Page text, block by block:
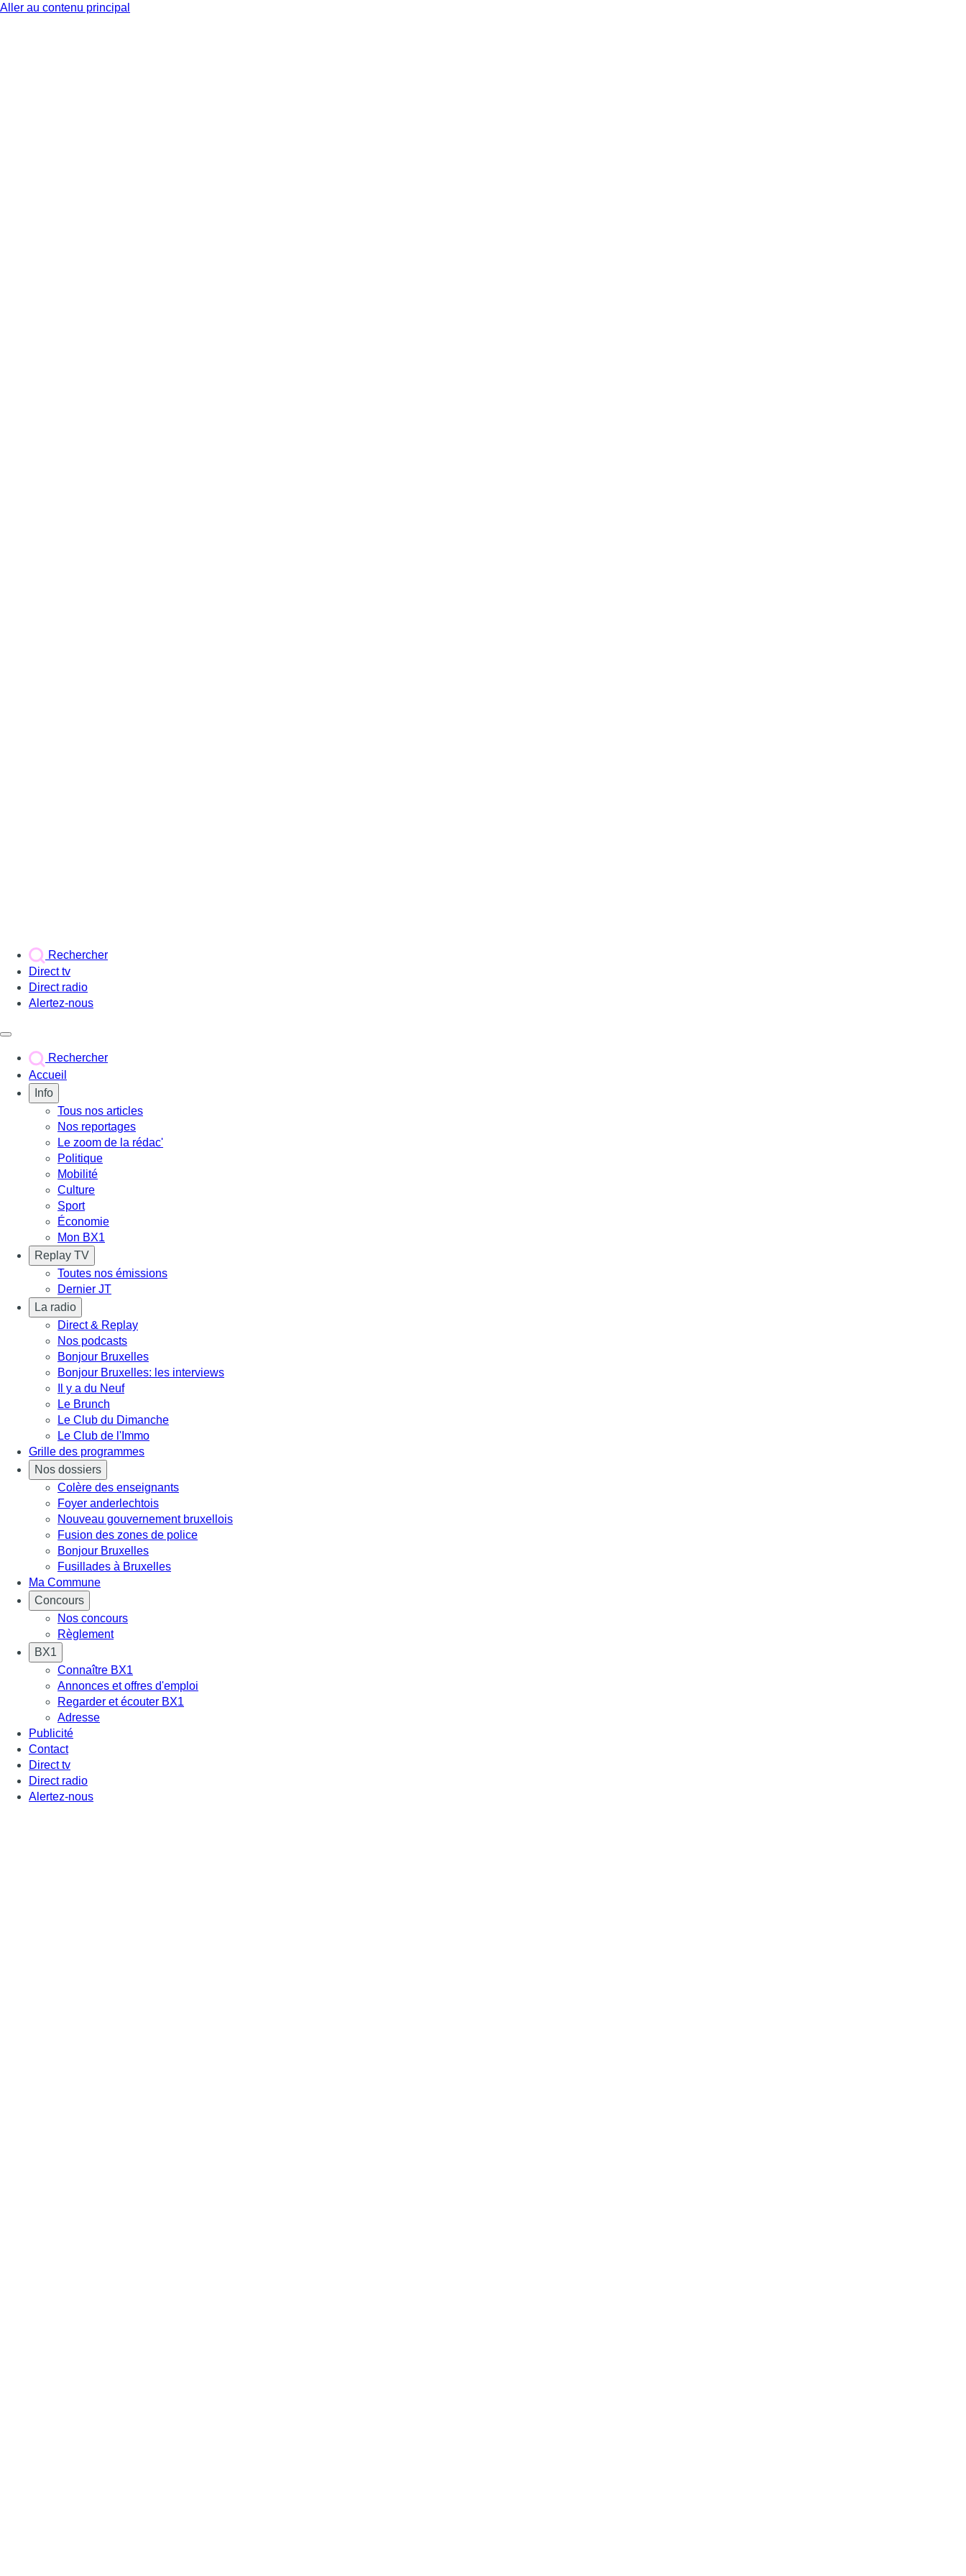
Aller au contenu principal
Rechercher
Direct tv
Direct radio
Alertez-nous
Rechercher
Accueil
Info
Tous nos articles
Nos reportages
Le zoom de la rédac'
Politique
Mobilité
Culture
Sport
Économie
Mon BX1
Replay TV
Toutes nos émissions
Dernier JT
La radio
Direct & Replay
Nos podcasts
Bonjour Bruxelles
Bonjour Bruxelles: les interviews
Il y a du Neuf
Le Brunch
Le Club du Dimanche
Le Club de l'Immo
Grille des programmes
Nos dossiers
Colère des enseignants
Foyer anderlechtois
Nouveau gouvernement bruxellois
Fusion des zones de police
Bonjour Bruxelles
Fusillades à Bruxelles
Ma Commune
Concours
Nos concours
Règlement
BX1
Connaître BX1
Annonces et offres d'emploi
Regarder et écouter BX1
Adresse
Publicité
Contact
Direct tv
Direct radio
Alertez-nous